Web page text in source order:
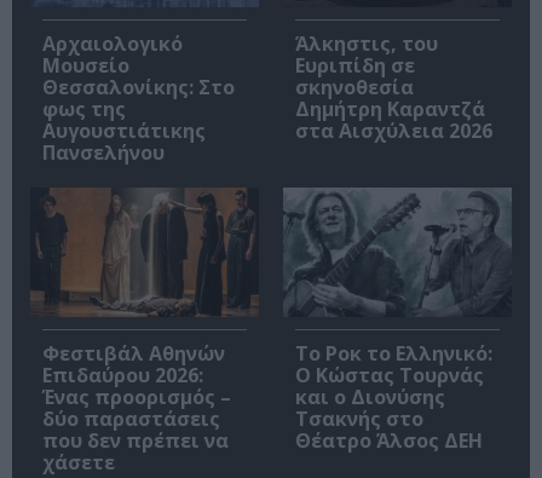
Αρχαιολογικό
Μουσείο
Θεσσαλονίκης: Στο
φως της
Αυγουστιάτικης
Πανσελήνου
Άλκηστις, του
Ευριπίδη σε
σκηνοθεσία
Δημήτρη Καραντζά
στα Αισχύλεια 2026
Φεστιβάλ Αθηνών
Επιδαύρου 2026:
Ένας προορισμός –
δύο παραστάσεις
που δεν πρέπει να
χάσετε
Το Ροκ το Ελληνικό:
Ο Κώστας Τουρνάς
και ο Διονύσης
Τσακνής στο
Θέατρο Άλσος ΔΕΗ